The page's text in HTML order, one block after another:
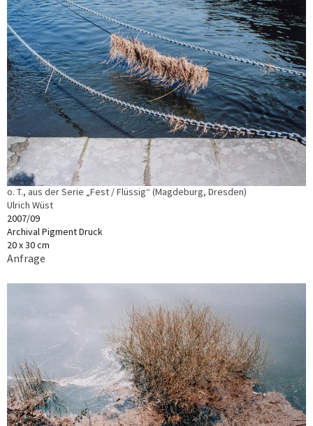
o. T., aus der Serie „Fest / Flüssig“ (Magdeburg, Dresden)
Ulrich Wüst
2007/09
Archival Pigment Druck
20 x 30 cm
Anfrage